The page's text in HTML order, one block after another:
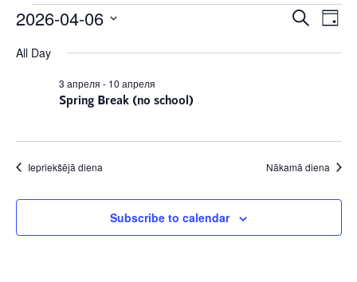
Notikumi
for
06/04/2026
Meklēt
Day
2026-04-06
All Day
Spring Break (no school)
3 апреля - 10 апреля
Iepriekšējā diena Nākamā diena
Subscribe to calendar